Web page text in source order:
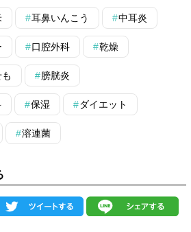
耳鼻いんこう 中耳炎
口腔外科 乾燥
膀胱炎
保湿 ダイエット
溶連菌